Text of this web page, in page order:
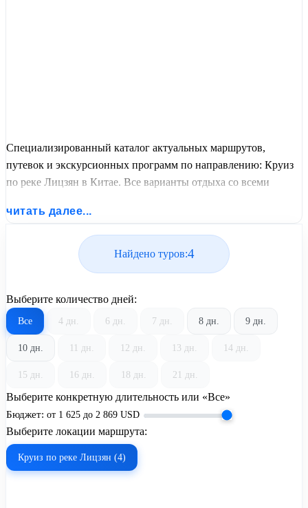
Специализированный каталог актуальных маршрутов,
путевок и экскурсионных программ по направлению: Круиз
по реке Лицзян в Китае. Все варианты отдыха со всеми
актуальным графиком заездов от United Travel Systems.
читать далее...
Найдено туров:4
Выберите количество дней:
Все 4 дн. 6 дн. 7 дн. 8 дн. 9 дн.
10 дн. 11 дн. 12 дн. 13 дн. 14 дн.
15 дн. 16 дн. 18 дн. 21 дн.
Выберите конкретную длительность или «Все»
Бюджет: от 1 625 до 2 869 USD
Выберите локации маршрута:
Круиз по реке Лицзян (4)